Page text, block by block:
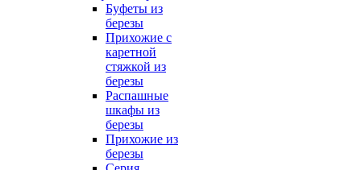
Буфеты из
березы
Прихожие с
каретной
стяжкой из
березы
Распашные
шкафы из
березы
Прихожие из
березы